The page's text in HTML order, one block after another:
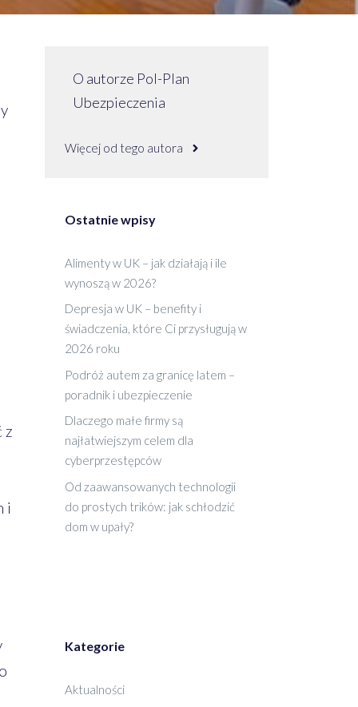
z
i
O autorze Pol-Plan
Ubezpieczenia
Więcej od tego autora
Ostatnie wpisy
Alimenty w UK – jak działają i ile
wynoszą w 2026?
Depresja w UK – benefity i
świadczenia, które Ci przysługują w
2026 roku
Podróż autem za granicę latem –
poradnik i ubezpieczenie
Dlaczego małe firmy są
najłatwiejszym celem dla
cyberprzestępców
Od zaawansowanych technologii
do prostych trików: jak schłodzić
dom w upały?
Kategorie
Aktualności